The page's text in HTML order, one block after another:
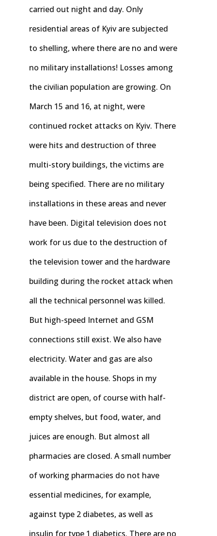
carried out night and day. Only
residential areas of Kyiv are subjected
to shelling, where there are no and were
no military installations! Losses among
the civilian population are growing. On
March 15 and 16, at night, were
continued rocket attacks on Kyiv. There
were hits and destruction of three
multi-story buildings, the victims are
being specified. There are no military
installations in these areas and never
have been. Digital television does not
work for us due to the destruction of
the television tower and the hardware
building during the rocket attack when
all the technical personnel was killed.
But high-speed Internet and GSM
connections still exist. We also have
electricity. Water and gas are also
available in the house. Shops in my
district are open, of course with half-
empty shelves, but food, water, and
juices are enough. But almost all
pharmacies are closed. A small number
of working pharmacies do not have
essential medicines, for example,
against type 2 diabetes, as well as
insulin for type 1 diabetics. There are no